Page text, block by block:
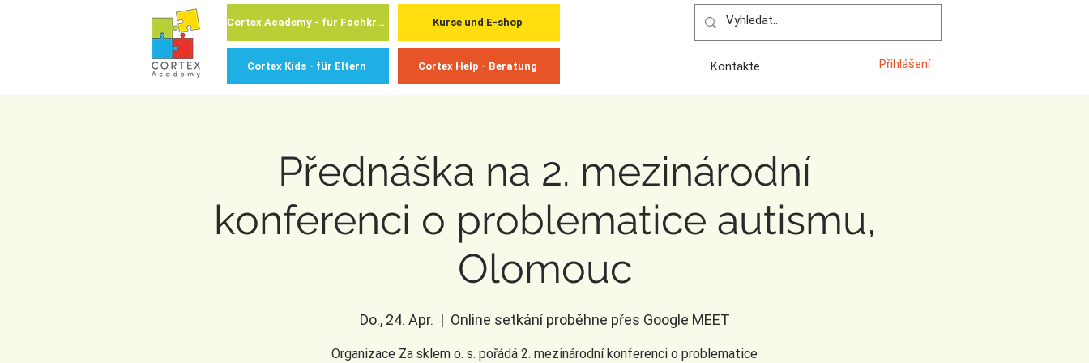
Cortex Academy - für Fachkräfte Kurse und E-shop
Cortex Kids - für Eltern Cortex Help - Beratung Kontakte Přihlášení
Přednáška na 2. mezinárodní
konferenci o problematice autismu,
Olomouc
Do., 24. Apr.
  |
Online setkání proběhne přes Google MEET
Organizace Za sklem o. s. pořádá 2. mezinárodní konferenci o problematice